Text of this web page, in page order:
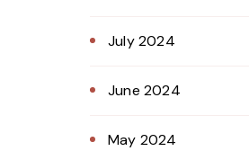
July 2024
June 2024
May 2024